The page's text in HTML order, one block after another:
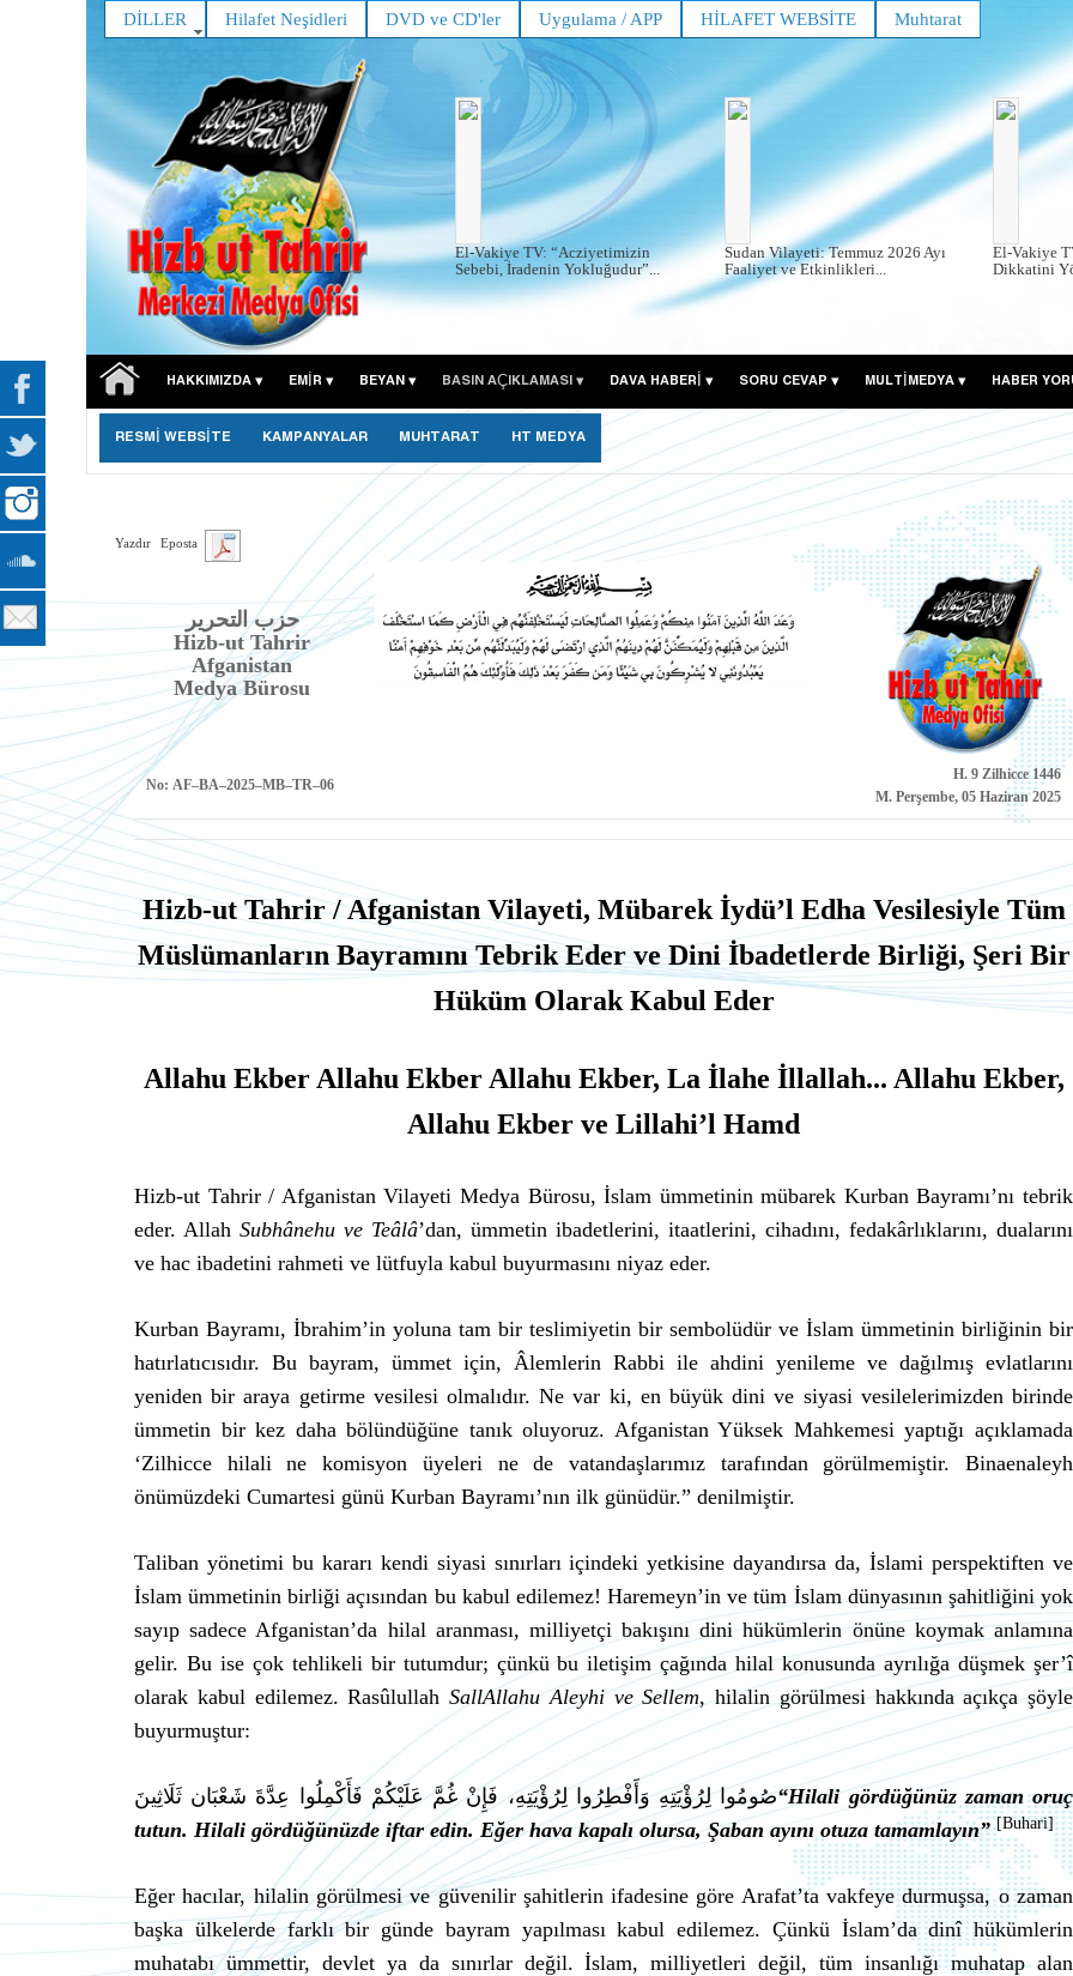
DİLLER Hilafet Neşidleri DVD ve CD'ler Uygulama / APP HİLAFET WEBSİTE Muhtarat
El-Vakiye TV: “Acziyetimizin
Sebebi, İradenin Yokluğudur”...
Sudan Vilayeti: Temmuz 2026 Ayı
Faaliyet ve Etkinlikleri...
El-Vakiye
Dikkatini
HAKKIMIZDA EMIR BEYAN BASIN AÇIKLAMASI DAVA HABERİ SORU CEVAP MULTİMEDYA HABER
RESMİ WEBSİTE KAMPANYALAR MUHTARAT HT MEDYA
Yazdır Eposta
حزب التحرير
Hizb-ut Tahrir
Afganistan
Medya Bürosu
No: AF–BA–2025–MB–TR–06
H. 9 Zilhicce 1446
M. Perşembe, 05 Haziran 2025
Hizb-ut Tahrir / Afganistan Vilayeti, Mübarek İydü’l Edha Vesilesiyle Tüm
Müslümanların Bayramını Tebrik Eder ve Dini İbadetlerde Birliği, Şeri Bir
Hüküm Olarak Kabul Eder
Allahu Ekber Allahu Ekber Allahu Ekber, La İlahe İllallah... Allahu Ekber,
Allahu Ekber ve Lillahi’l Hamd
Hizb-ut Tahrir / Afganistan Vilayeti Medya Bürosu, İslam ümmetinin mübarek Kurban Bayramı’nı tebrik
eder. Allah Subhânehu ve Teâlâ’dan, ümmetin ibadetlerini, itaatlerini, cihadını, fedakârlıklarını, dualarını
ve hac ibadetini rahmeti ve lütfuyla kabul buyurmasını niyaz eder.
Kurban Bayramı, İbrahim’in yoluna tam bir teslimiyetin bir sembolüdür ve İslam ümmetinin birliğinin bir
hatırlatıcısıdır. Bu bayram, ümmet için, Âlemlerin Rabbi ile ahdini yenileme ve dağılmış evlatlarını
yeniden bir araya getirme vesilesi olmalıdır. Ne var ki, en büyük dini ve siyasi vesilelerimizden birinde
ümmetin bir kez daha bölündüğüne tanık oluyoruz. Afganistan Yüksek Mahkemesi yaptığı açıklamada
‘Zilhicce hilali ne komisyon üyeleri ne de vatandaşlarımız tarafından görülmemiştir. Binaenaleyh
önümüzdeki Cumartesi günü Kurban Bayramı’nın ilk günüdür.” denilmiştir.
Taliban yönetimi bu kararı kendi siyasi sınırları içindeki yetkisine dayandırsa da, İslami perspektiften ve
İslam ümmetinin birliği açısından bu kabul edilemez! Haremeyn’in ve tüm İslam dünyasının şahitliğini yok
sayıp sadece Afganistan’da hilal aranması, milliyetçi bakışını dini hükümlerin önüne koymak anlamına
gelir. Bu ise çok tehlikeli bir tutumdur; çünkü bu iletişim çağında hilal konusunda ayrılığa düşmek şer’î
olarak kabul edilemez. Rasûlullah SallAllahu Aleyhi ve Sellem, hilalin görülmesi hakkında açıkça şöyle
buyurmuştur:
صُومُوا لِرُؤْيَتِهِ وَأَفْطِرُوا لِرُؤْيَتِهِ، فَإِنْ غُمَّ عَلَيْكُمْ فَأَكْمِلُوا عِدَّةَ شَعْبَان ثَلَاثِينَ“Hilali gördüğünüz zaman oruç
tutun. Hilali gördüğünüzde iftar edin. Eğer hava kapalı olursa, Şaban ayını otuza tamamlayın” [Buhari]
Eğer hacılar, hilalin görülmesi ve güvenilir şahitlerin ifadesine göre Arafat’ta vakfeye durmuşsa, o zaman
başka ülkelerde farklı bir günde bayram yapılması kabul edilemez. Çünkü İslam’da dinî hükümlerin
muhatabı ümmettir, devlet ya da sınırlar değil. İslam, milliyetleri değil, tüm insanlığı muhatap alan